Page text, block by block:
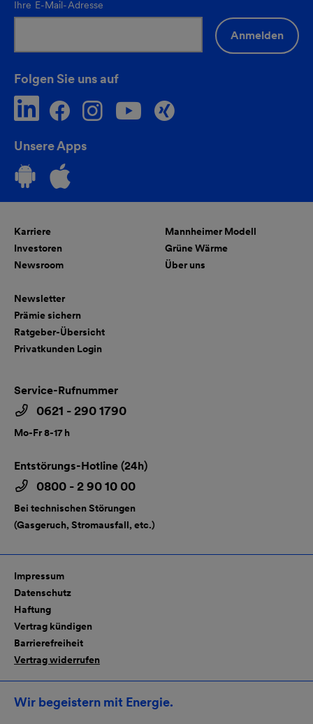
Ihre E-Mail-Adresse
Anmelden
Folgen Sie uns auf
Unsere Apps
Karriere
Investoren
Newsroom
Mannheimer Modell
Grüne Wärme
Über uns
Newsletter
Prämie sichern
Ratgeber-Übersicht
Privatkunden Login
Service-Rufnummer
0621 - 290 1790
Mo-Fr 8-17 h
Entstörungs-Hotline (24h)
0800 - 2 90 10 00
Bei technischen Störungen
(Gasgeruch, Stromausfall, etc.)
Impressum
Datenschutz
Haftung
Vertrag kündigen
Barrierefreiheit
Vertrag widerrufen
Wir begeistern mit Energie.